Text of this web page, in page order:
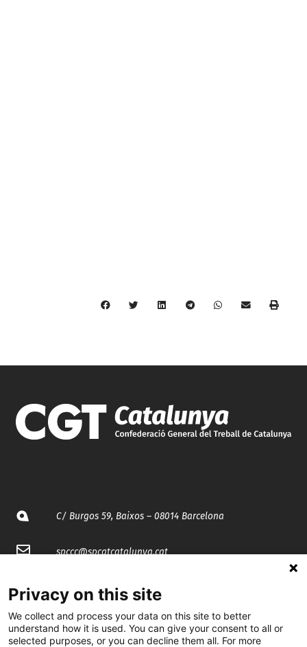
C/ Burgos 59, Baixos – 08014 Barcelona
spccc@spcgtcatalunya.cat
@CGTCatalunya
Privacy on this site
We collect and process your data on this site to better
understand how it is used. You can give your consent to all or
selected purposes, or you can decline them all. For more